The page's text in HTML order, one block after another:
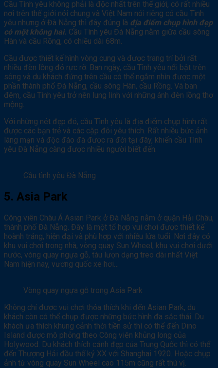
Cầu Tình yêu không phải là độc nhất trên thế giới, có rất nhiều
nơi trên thế giới nói chung và Việt Nam nói riêng có cầu Tình
yêu nhưng ở Đà Nẵng thì đây đúng là địa điểm chụp hình đẹp
có một không hai. Cầu Tình yêu Đà Nẵng nằm giữa cầu sông
Hàn và cầu Rồng, có chiều dài 68m.
Cầu được thiết kế hình vòng cung và được trang trí bởi rất
nhiều đèn lồng đỏ rực rỡ. Ban ngày, cầu Tình yêu nổi bật trên
sông và du khách đứng trên cầu có thể ngắm nhìn được một
phần thành phố Đà Nẵng, cầu sông Hàn, cầu Rồng. Và ban
đêm, cầu Tình yêu trở nên lung linh với những ánh đèn lồng thơ
mộng.
Với những nét đẹp đó, cầu Tình yêu là địa điểm chụp hình rất
được các bạn trẻ và các cặp đôi yêu thích. Rất nhiều bức ảnh
lãng mạn và độc đáo đã được ra đời tại đây, khiến cầu Tình
yêu Đà Nẵng càng được nhiều người biết đến.
Cầu tình yêu Đà Nẵng
5. Asia Park
Công viên Châu Á Asian Park ở Đà Nẵng nằm ở quận Hải Châu,
thành phố Đà Nẵng. Đây là một tổ hợp vui chơi được thiết kế
hoành tráng, hiện đại và phù hợp với nhiều lứa tuổi. Nơi đây có
khu vui chơi trong nhà, vòng quay Sun Wheel, khu vui chơi dưới
nước, vòng quay ngựa gỗ, tàu lượn dạng treo dài nhất Việt
Nam hiện nay, vương quốc xe hơi…
Vòng quay ngựa gỗ trong Asia Park
Không chỉ được vui chơi thỏa thích khi đến Asian Park, du
khách còn có thể chụp được những bức hình đa sắc thái. Du
khách ưa thích khung cảnh thời tiền sử thì có thể đến Dino
Island được mô phỏng theo Công viên khủng long của
Holywood. Du khách thích cảnh đẹp của Trung Quốc thì có thể
đến Thượng Hải đầu thế kỷ XX với Shanghai 1920. Hoặc chụp
ảnh từ vòng quay Sun Wheel cao 115m cũng rất thú vị.